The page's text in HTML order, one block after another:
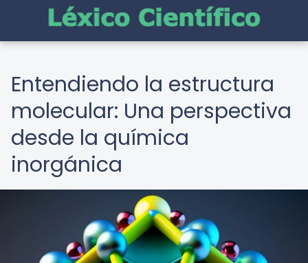
Entendiendo la estructura
molecular: Una perspectiva
desde la química
inorgánica